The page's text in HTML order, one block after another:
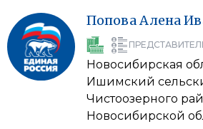
ПоповаАлена
Новосибирская
Ишимский
Чистоозерного
Новосибирской